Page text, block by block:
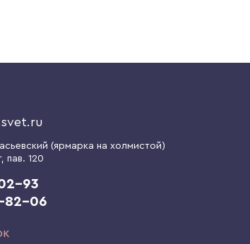
(ярмарка на холмистой)
, пав. 120
93
82-06